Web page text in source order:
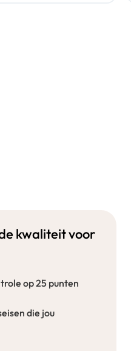
kwaliteit voor
op 25 punten
die jou